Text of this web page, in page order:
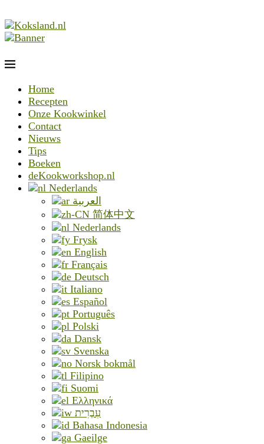
Home
Recepten
Onze Kookwinkel
Contact
Nieuws
Tips
Boeken
deKookworkshop.nl
Nederlands
العربية
简体中文
Nederlands
Frysk
English
Français
Deutsch
Italiano
Español
Português
Polski
Dansk
Svenska
Norsk bokmål
Filipino
Suomi
Ελληνικά
עִבְרִית
Bahasa Indonesia
Gaeilge